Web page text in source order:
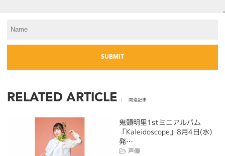
RELATED ARTICLE 関連記事
鬼頭明里1stミニアルバム
「Kaleidoscope」8月4日(水)
発…
声優